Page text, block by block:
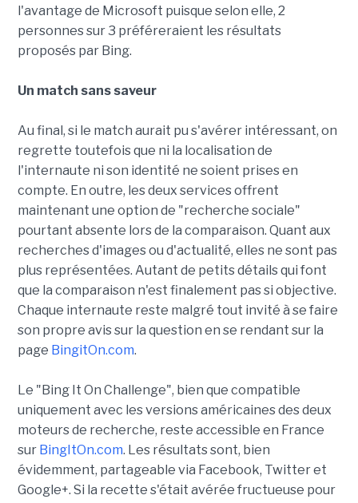
l'avantage de Microsoft puisque selon elle, 2
personnes sur 3 préféreraient les résultats
proposés par Bing.
Un match sans saveur
Au final, si le match aurait pu s'avérer intéressant, on
regrette toutefois que ni la localisation de
l'internaute ni son identité ne soient prises en
compte. En outre, les deux services offrent
maintenant une option de "recherche sociale"
pourtant absente lors de la comparaison. Quant aux
recherches d'images ou d'actualité, elles ne sont pas
plus représentées. Autant de petits détails qui font
que la comparaison n'est finalement pas si objective.
Chaque internaute reste malgré tout invité à se faire
son propre avis sur la question en se rendant sur la
page BingitOn.com.
Le "Bing It On Challenge", bien que compatible
uniquement avec les versions américaines des deux
moteurs de recherche, reste accessible en France
sur BingItOn.com. Les résultats sont, bien
évidemment, partageable via Facebook, Twitter et
Google+. Si la recette s'était avérée fructueuse pour